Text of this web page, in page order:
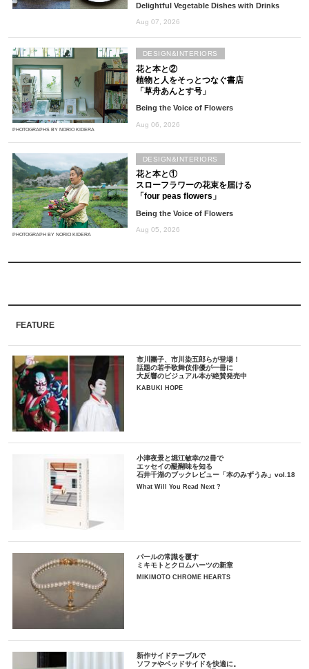
Delightful Vegetable Dishes with Drinks
Aug 07, 2026
PHOTOGRAPHS BY NORIO KIDERA
花と本と②
植物と人をそっとつなぐ書店
「草舟あんとす号」
Being the Voice of Flowers
Aug 06, 2026
DESIGN&INTERIORS
PHOTOGRAPH BY NORIO KIDERA
花と本と①
スローフラワーの花束を届ける
「four peas flowers」
Being the Voice of Flowers
Aug 05, 2026
DESIGN&INTERIORS
FEATURE
市川團子、市川染五郎らが登場！
話題の若手歌舞伎俳優が一冊に
大反響のビジュアル本が絶賛発売中
KABUKI HOPE
小津夜景と堀江敏幸の2冊で
エッセイの醍醐味を知る
石井千湖のブックレビュー「本のみずうみ」vol.18
What Will You Read Next ?
パールの常識を覆す
ミキモトとクロムハーツの新章
MIKIMOTO CHROME HEARTS
新作サイドテーブルで
ソファやベッドサイドを快適に。